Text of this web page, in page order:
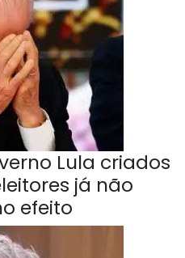
Lula criados
já não
efeito